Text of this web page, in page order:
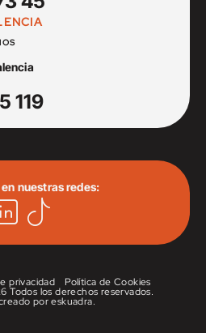
119
nuestras redes:
Todos los derechos reservados.
poreskuadra.
privacidad Política de Cookies